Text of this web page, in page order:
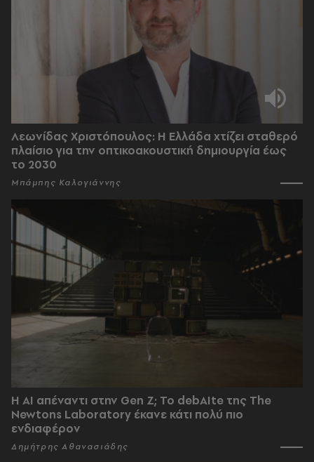
Λεωνίδας Χριστόπουλος: Η Ελλάδα χτίζει σταθερό
πλαίσιο για την οπτικοακουστική δημιουργία έως
το 2030
Μπάμπης Καλογιάννης
Η AI απέναντι στην Gen Z; Το debAIte της The
Newtons Laboratory έκανε κάτι πολύ πιο
ενδιαφέρον
Δημήτρης Αθανασιάδης